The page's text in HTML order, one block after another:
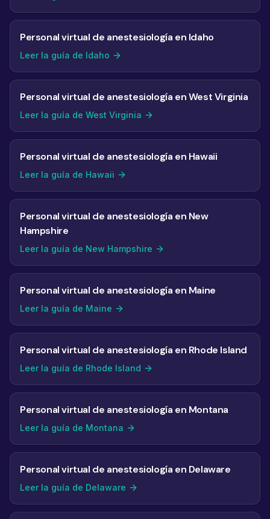
Personal virtual de anestesiología en Idaho
Leer la guía de Idaho
Personal virtual de anestesiología en West Virginia
Leer la guía de West Virginia
Personal virtual de anestesiología en Hawaii
Leer la guía de Hawaii
Personal virtual de anestesiología en New
Hampshire
Leer la guía de New Hampshire
Personal virtual de anestesiología en Maine
Leer la guía de Maine
Personal virtual de anestesiología en Rhode Island
Leer la guía de Rhode Island
Personal virtual de anestesiología en Montana
Leer la guía de Montana
Personal virtual de anestesiología en Delaware
Leer la guía de Delaware